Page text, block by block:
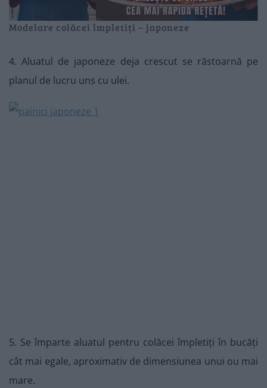
Modelare colăcei împletiți – japoneze
4. Aluatul de japoneze deja crescut se răstoarnă pe
planul de lucru uns cu ulei.
5. Se împarte aluatul pentru colăcei împletiți în bucăți
cât mai egale, aproximativ de dimensiunea unui ou mai
mare.